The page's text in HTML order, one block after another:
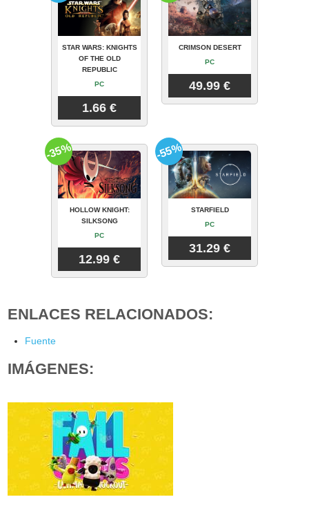
STAR WARS: KNIGHTS
OF THE OLD
REPUBLIC
PC
1.66 €
CRIMSON DESERT
PC
49.99 €
HOLLOW KNIGHT:
SILKSONG
PC
12.99 €
-35%
STARFIELD
PC
31.29 €
-55%
ENLACES RELACIONADOS:
Fuente
IMÁGENES: